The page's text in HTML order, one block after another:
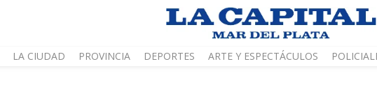
LA CIUDAD PROVINCIA DEPORTES ARTE Y ESPECTÁCULOS